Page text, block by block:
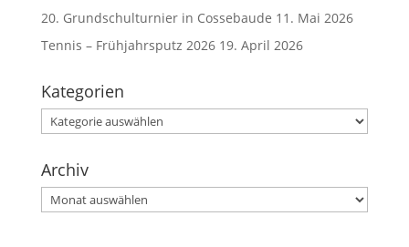
20. Grundschulturnier in Cossebaude 11. Mai 2026
Tennis – Frühjahrsputz 2026 19. April 2026
Kategorien
Kategorien
Archiv
Archiv